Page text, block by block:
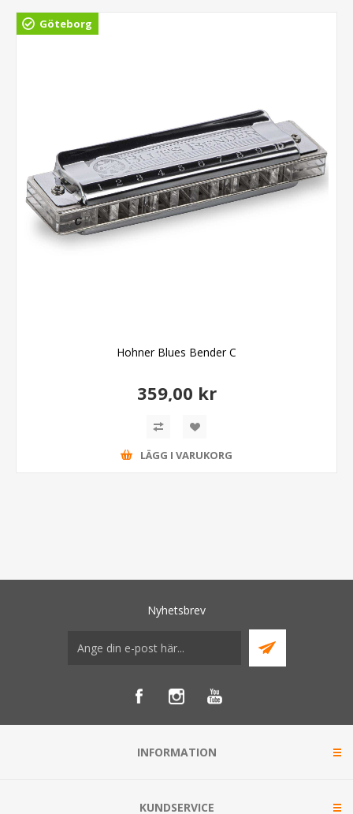
Göteborg
Hohner Blues Bender C
359,00 kr
LÄGG I VARUKORG
Nyhetsbrev
INFORMATION
KUNDSERVICE